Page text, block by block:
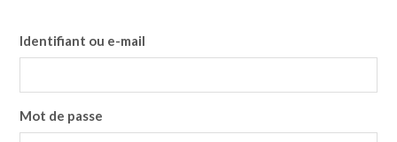
Identifiant ou e-mail
Mot de passe